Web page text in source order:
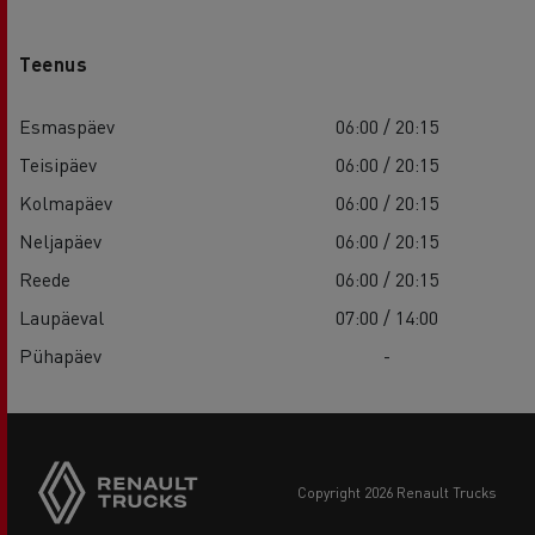
Teenus
Esmaspäev
06:00 / 20:15
Teisipäev
06:00 / 20:15
Kolmapäev
06:00 / 20:15
Neljapäev
06:00 / 20:15
Reede
06:00 / 20:15
Laupäeval
07:00 / 14:00
Pühapäev
-
copyright 2026 Renault Trucks